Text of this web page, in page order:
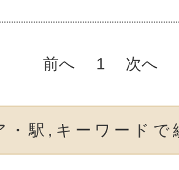
前へ 1 次へ
・駅,キーワードで